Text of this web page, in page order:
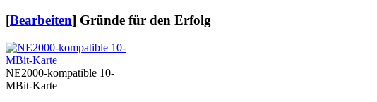
[Bearbeiten] Gründe für den Erfolg
NE2000-kompatible 10-
MBit-Karte